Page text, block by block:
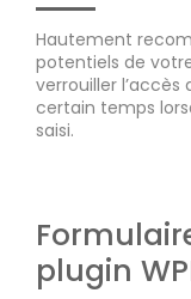
Hautement
potentiels de
verrouiller l’accès
certain temps
saisi.
plugin